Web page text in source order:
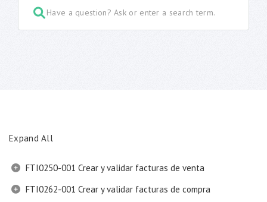
Expand All
FTI0250-001 Crear y validar facturas de venta
FTI0262-001 Crear y validar facturas de compra